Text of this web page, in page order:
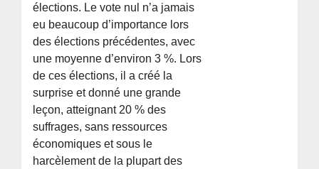
élections. Le vote nul n’a jamais
eu beaucoup d’importance lors
des élections précédentes, avec
une moyenne d’environ 3 %. Lors
de ces élections, il a créé la
surprise et donné une grande
leçon, atteignant 20 % des
suffrages, sans ressources
économiques et sous le
harcèlement de la plupart des